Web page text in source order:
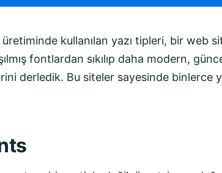
kullanılan yazı tipleri, bir web
fontlardan sıkılıp daha modern,
derledik. Bu siteler sayesinde binlerce